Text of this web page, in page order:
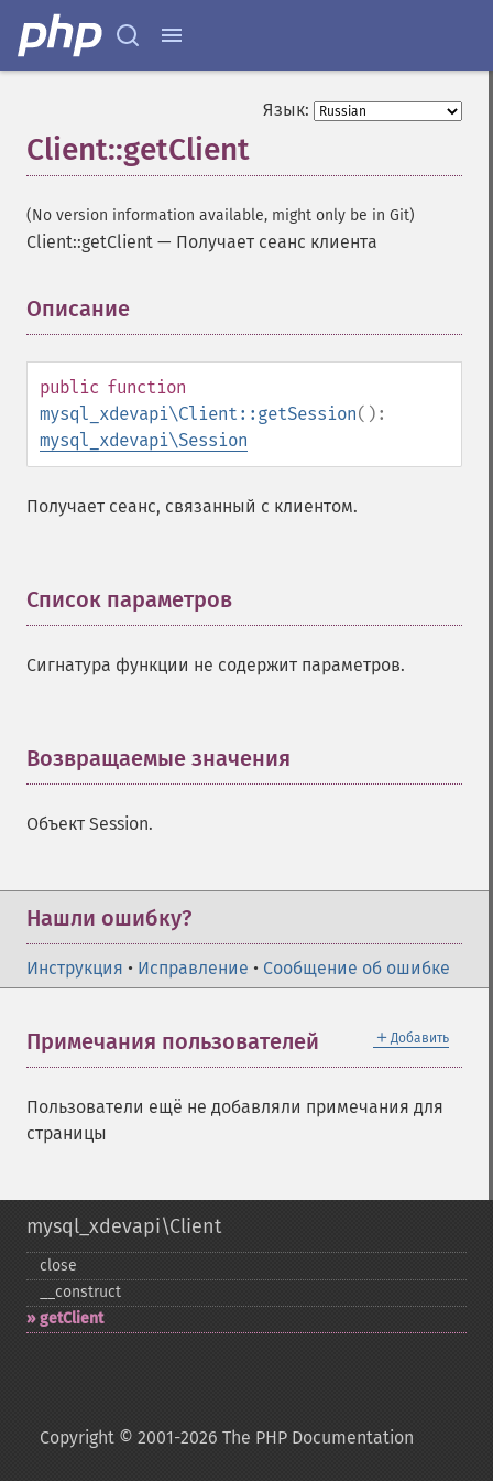
Язык:
Client::getClient
(No version information available, might only be in Git)
Client::getClient — Получает сеанс клиента
Описание
public function
mysql_xdevapi\Client::getSession():
mysql_xdevapi\Session
Получает сеанс, связанный с клиентом.
Список параметров
Сигнатура функции не содержит параметров.
Возвращаемые значения
Объект Session.
Нашли ошибку?
Инструкция • Исправление • Сообщение об ошибке
＋ Добавить
Примечания пользователей
Пользователи ещё не добавляли примечания для
страницы
mysql_xdevapi\Client
close
_​_​construct
getClient
Copyright © 2001-2026 The PHP Documentation